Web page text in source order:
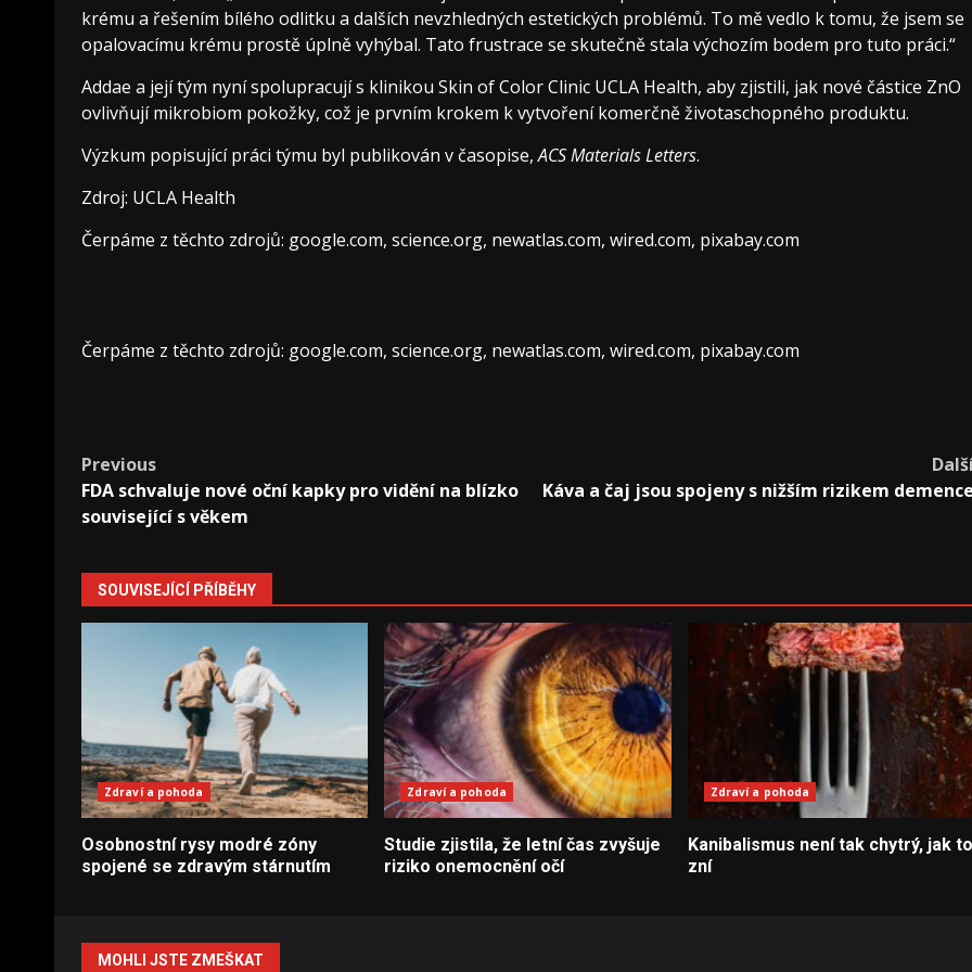
krému a řešením bílého odlitku a dalších nevzhledných estetických problémů. To mě vedlo k tomu, že jsem se
opalovacímu krému prostě úplně vyhýbal. Tato frustrace se skutečně stala výchozím bodem pro tuto práci.“
Addae a její tým nyní spolupracují s klinikou Skin of Color Clinic UCLA Health, aby zjistili, jak nové částice ZnO
ovlivňují mikrobiom pokožky, což je prvním krokem k vytvoření komerčně životaschopného produktu.
Výzkum popisující práci týmu byl publikován v časopise,ACS Materials Letters.
Zdroj: UCLA Health
Čerpáme z těchto zdrojů: google.com, science.org, newatlas.com, wired.com, pixabay.com
Čerpáme z těchto zdrojů: google.com, science.org, newatlas.com, wired.com, pixabay.com
Post
navigation
Previous
FDA schvaluje nové oční kapky pro vidění na blízko
související s věkem
Káva a čaj jsou spojeny s nižším rizikem
SOUVISEJÍCÍ PŘÍBĚHY
Zdraví a pohoda
Osobnostní rysy modré zóny
spojené se zdravým stárnutím
Zdraví a pohoda
Studie zjistila, že letní čas zvyšuje
riziko onemocnění očí
Zdraví a pohoda
Kanibalismus není tak chytrý, jak to
zní
MOHLI JSTE ZMEŠKAT